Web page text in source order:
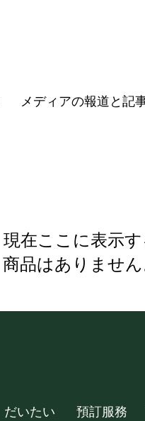
メディアの報道と記
現在ここに表示す
商品はありません
だいたい 預訂服務